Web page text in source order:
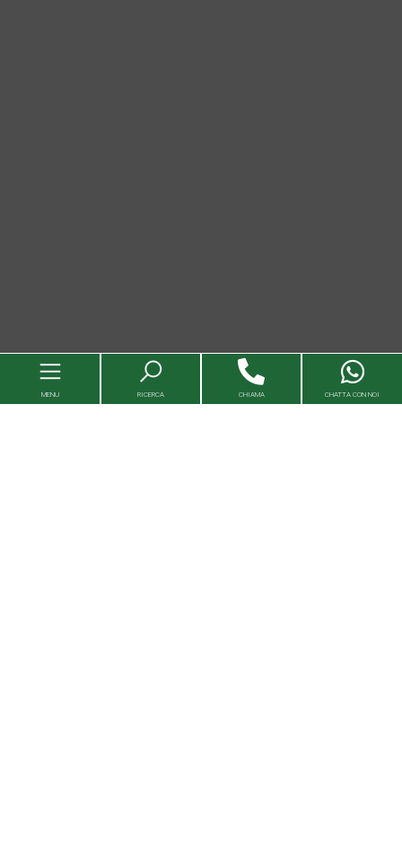
MENU RICERCA CHIAMA CHATTA CON NOI